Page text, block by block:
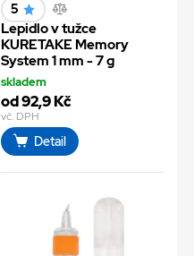
5
Lepidlo v tužce
KURETAKE Memory
System 1 mm - 7 g
skladem
od 92,9 Kč
vč. DPH
Detail